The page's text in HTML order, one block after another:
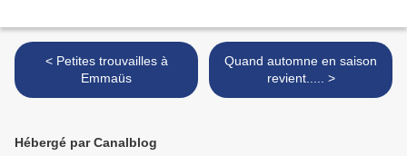
< Petites trouvailles à
Emmaüs
Quand automne en saison
revient..... >
Hébergé par Canalblog